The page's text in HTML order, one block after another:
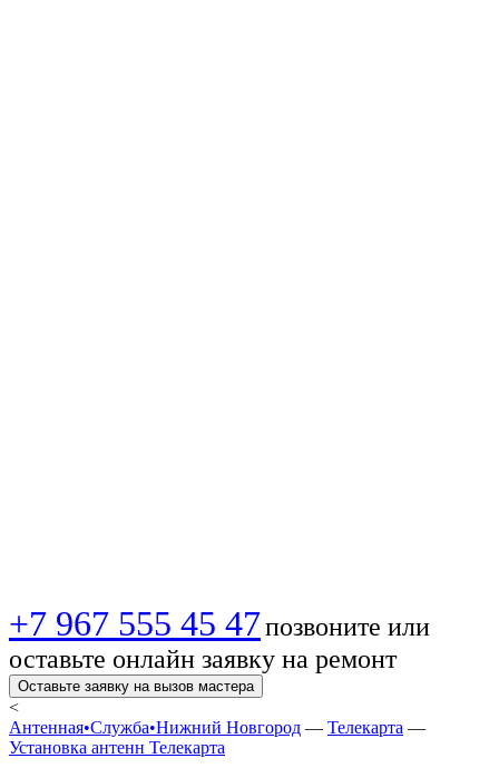
+7 967 555 45 47позвоните или
оставьте онлайн заявку на ремонт
Оставьте заявку на вызов мастера
<
Антенная•Служба•Нижний Новгород — Телекарта —
Установка антенн Телекарта